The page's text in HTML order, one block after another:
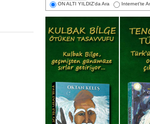
ON ALTI YILDIZ'da Ara Internet'te